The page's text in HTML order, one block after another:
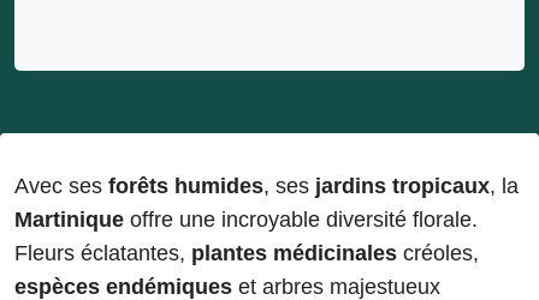
Avec ses forêts humides, ses jardins tropicaux, la
Martinique offre une incroyable diversité florale.
Fleurs éclatantes, plantes médicinales créoles,
espèces endémiques et arbres majestueux